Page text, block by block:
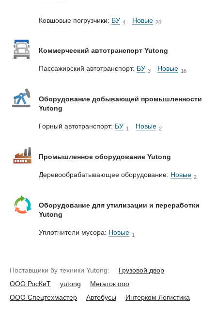
Ковшовые погрузчики: БУ 4 Новые 20
Коммерческий автотранспорт Yutong
Пассажирский автотранспорт: БУ 3 Новые 16
Оборудование добывающей промышленности
Yutong
Горный автотранспорт: БУ 1 Новые 2
Промышленное оборудование Yutong
Деревообрабатывающее оборудование: Новые 2
Оборудование для утилизации и переработки
Yutong
Уплотнители мусора: Новые 1
Поставщики бу техники Yutong:
Грузовой двор
ООО РосКиТ
yutong
Мегаток ооо
ООО Спецтехмастер
Автобусы Интерком Логистика